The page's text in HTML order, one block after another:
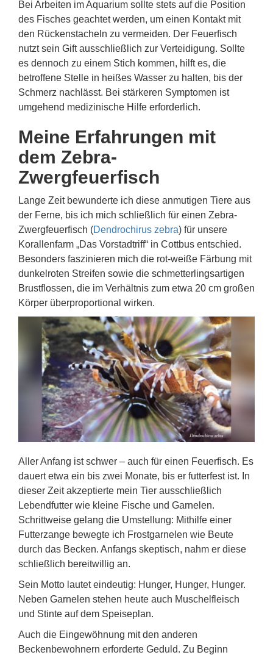
Bei Arbeiten im Aquarium sollte stets auf die Position
des Fisches geachtet werden, um einen Kontakt mit
den Rückenstacheln zu vermeiden. Der Feuerfisch
nutzt sein Gift ausschließlich zur Verteidigung. Sollte
es dennoch zu einem Stich kommen, hilft es, die
betroffene Stelle in heißes Wasser zu halten, bis der
Schmerz nachlässt. Bei stärkeren Symptomen ist
umgehend medizinische Hilfe erforderlich.
Meine Erfahrungen mit
dem Zebra-
Zwergfeuerfisch
Lange Zeit bewunderte ich diese anmutigen Tiere aus
der Ferne, bis ich mich schließlich für einen Zebra-
Zwergfeuerfisch (Dendrochirus zebra) für unsere
Korallenfarm „Das Vorstadtriff“ in Cottbus entschied.
Besonders faszinieren mich die rot-weiße Färbung mit
dunkelroten Streifen sowie die schmetterlingsartigen
Brustflossen, die im Verhältnis zum etwa 20 cm großen
Körper überproportional wirken.
Aller Anfang ist schwer – auch für einen Feuerfisch. Es
dauert etwa ein bis zwei Monate, bis er futterfest ist. In
dieser Zeit akzeptierte mein Tier ausschließlich
Lebendfutter wie kleine Fische und Garnelen.
Schrittweise gelang die Umstellung: Mithilfe einer
Futterzange bewegte ich Frostgarnelen wie Beute
durch das Becken. Anfangs skeptisch, nahm er diese
schließlich bereitwillig an.
Sein Motto lautet eindeutig: Hunger, Hunger, Hunger.
Neben Garnelen stehen heute auch Muschelfleisch
und Stinte auf dem Speiseplan.
Auch die Eingewöhnung mit den anderen
Beckenbewohnern erforderte Geduld. Zu Beginn